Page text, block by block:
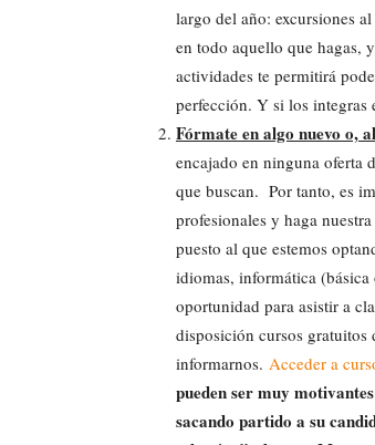
largo del año: excursiones
en todo aquello que hagas,
actividades te permitirá
perfección. Y si los integras
Fórmate en algo nuevo o,
encajado en ninguna oferta
que buscan. Por tanto, es
profesionales y haga
puesto al que estemos
idiomas, informática (básica
oportunidad para asistir a
disposición cursos gratuitos
informarnos. Acceder a
pueden ser muy
sacando partido a su